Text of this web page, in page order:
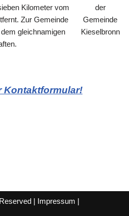
Kilometer vom
Zur Gemeinde
gleichnamigen
Kontaktformular!
| Impressum |